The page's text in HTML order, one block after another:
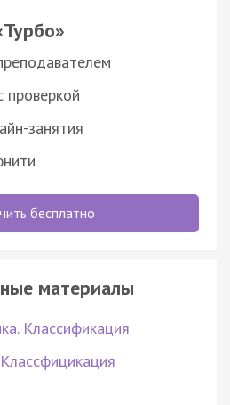
проверкой
занятия
бесплатно
материалы
Классификация